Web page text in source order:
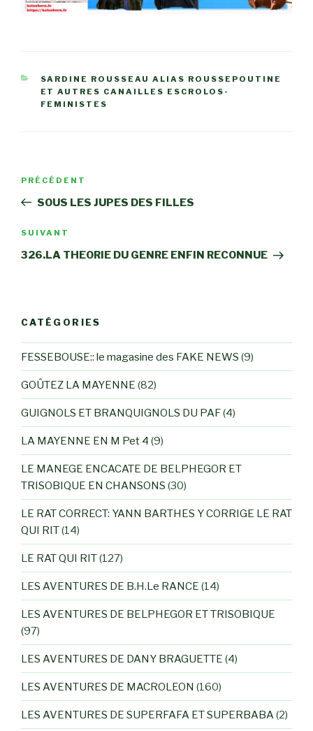
CATÉGORIES
SARDINE ROUSSEAU ALIAS ROUSSEPOUTINE
ET AUTRES CANAILLES ESCROLOS-
FEMINISTES
Navigation
l’article
Article
précédent
PRÉCÉDENT
SOUS LES JUPES DES FILLES
Article
suivant
SUIVANT
326.LA THEORIE DU GENRE ENFIN RECONNUE
CATÉGORIES
FESSEBOUSE:: le magasine des FAKE NEWS (9)
GOÛTEZ LA MAYENNE (82)
GUIGNOLS ET BRANQUIGNOLS DU PAF(4)
LA MAYENNE EN M Pet 4 (9)
LE MANEGE ENCACATE DE BELPHEGOR ET
TRISOBIQUE EN CHANSONS (30)
LE RAT CORRECT: YANN BARTHES Y CORRIGE LE RAT
QUI RIT(14)
LE RAT QUI RIT(127)
LES AVENTURES DE B.H.Le RANCE (14)
LES AVENTURES DE BELPHEGOR ET TRISOBIQUE
(97)
LES AVENTURES DE DANY BRAGUETTE (4)
LES AVENTURES DE MACROLEON (160)
LES AVENTURES DE SUPERFAFA ET SUPERBABA (2)